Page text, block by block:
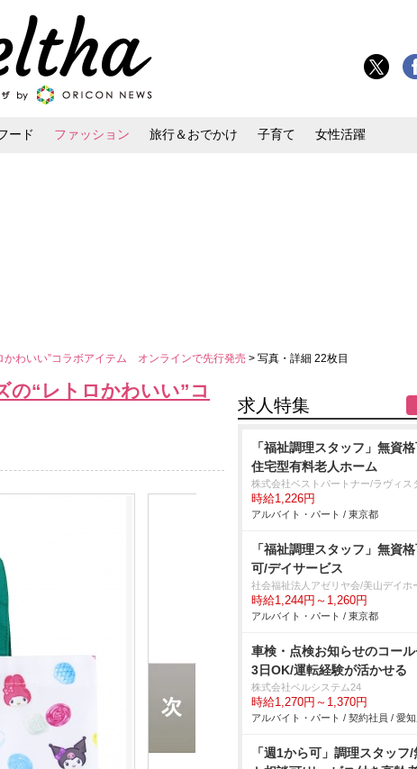
ード ファッション 旅行＆おでかけ 子育て 女性活躍
かわいい”コラボアイテム オンラインで先行発売 > 写真・詳細 22枚目
の“レトロかわいい”コ
求人特集
「福祉調理スタッフ」無資
住宅型有料老人ホーム
株式会社ベストパートナー/ラヴィス
時給1,226円
アルバイト・パート / 東京都
「福祉調理スタッフ」無資
可/デイサービス
社会福祉法人アゼリヤ会/美山デイホ
時給1,244円～1,260円
アルバイト・パート / 東京都
車検・点検お知らせのコー
3日OK/運転経験が活かせる
株式会社ベルシステム24
時給1,270円～1,370円
アルバイト・パート / 契約社員 / 愛
「週1から可」調理スタッフ